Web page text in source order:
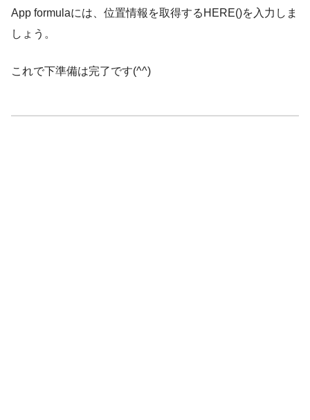
App formulaには、位置情報を取得するHERE()を入力しま
しょう。
これで下準備は完了です(^^)